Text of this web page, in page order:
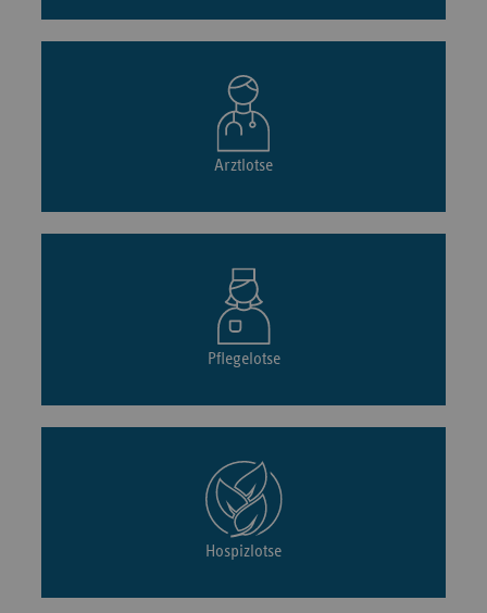
Arztlotse
Pflegelotse
Hospizlotse